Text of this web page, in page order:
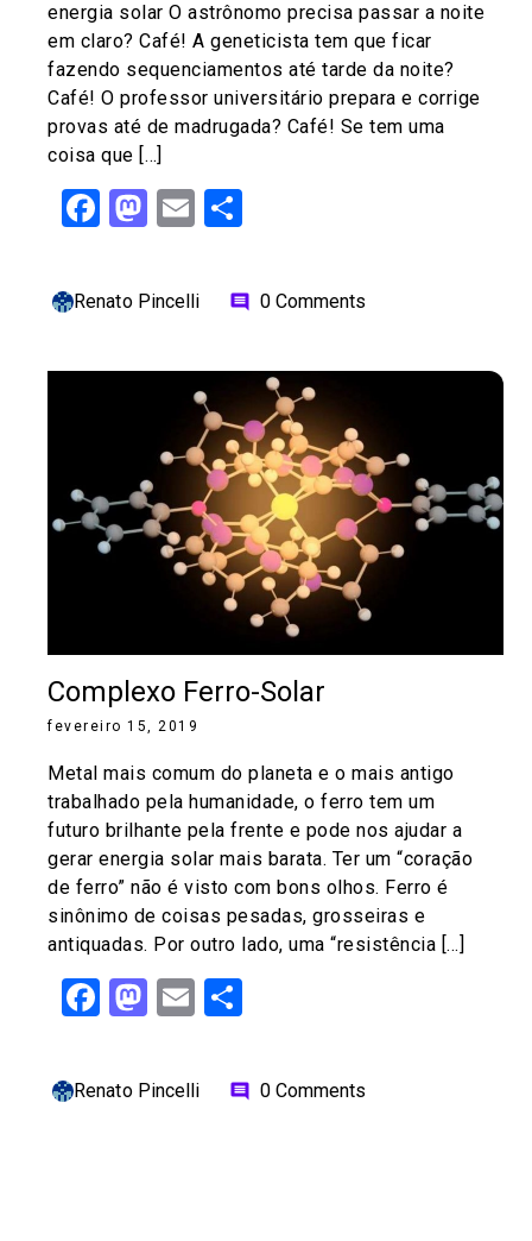
energia solar O astrônomo precisa passar a noite
em claro? Café! A geneticista tem que ficar
fazendo sequenciamentos até tarde da noite?
Café! O professor universitário prepara e corrige
provas até de madrugada? Café! Se tem uma
coisa que […]
Facebook
Mastodon
Email
Renato Pincelli comment 0 Comments
Complexo Ferro-Solar
fevereiro 15, 2019
Metal mais comum do planeta e o mais antigo
trabalhado pela humanidade, o ferro tem um
futuro brilhante pela frente e pode nos ajudar a
gerar energia solar mais barata. Ter um “coração
de ferro” não é visto com bons olhos. Ferro é
sinônimo de coisas pesadas, grosseiras e
antiquadas. Por outro lado, uma “resistência […]
Facebook
Mastodon
Email
Renato Pincelli comment 0 Comments